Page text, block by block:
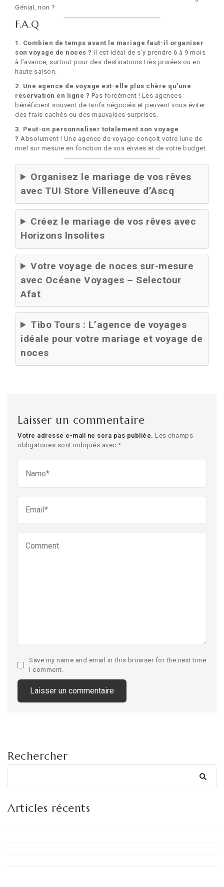
Génial, non ?
F.A.Q
1. Combien de temps avant le mariage faut-il organiser
son voyage de noces ? Il est idéal de s’y prendre 6 à 9 mois
à l’avance, surtout pour des destinations très prisées ou en
haute saison.
2. Une agence de voyage est-elle plus chère qu’une
réservation en ligne ? Pas forcément ! Les agences
bénéficient souvent de tarifs négociés et peuvent vous éviter
des frais cachés ou des mauvaises surprises.
3. Peut-on personnaliser totalement son voyage
? Absolument ! Une agence de voyage conçoit votre lune de
miel sur mesure en fonction de vos envies et de votre budget.
Organisez le mariage de vos rêves
avec TUI Store Villeneuve d’Ascq
Créez le mariage de vos rêves avec
Horizons Insolites
Votre voyage de noces sur-mesure
avec Océane Voyages – Selectour
Afat
Tibo Tours : L’agence de voyages
idéale pour votre mariage et voyage de
noces
Laisser un commentaire
Votre adresse e-mail ne sera pas publiée. Les champs
obligatoires sont indiqués avec *
Save my name and email in this browser for the next time
I comment.
Rechercher
Articles récents